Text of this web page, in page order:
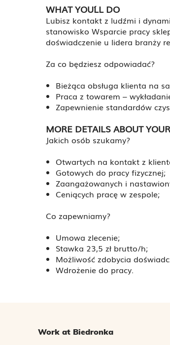
WHAT YOU´LL DO
Lubisz kontakt z ludźmi i
stanowisko Wsparcie pracy
doświadczenie u lidera branży
Za co będziesz odpowiadać?
Bieżąca obsługa klienta na
Praca z towarem –
Zapewnienie standardów
MORE DETAILS ABOUT
Jakich osób szukamy?
Otwartych na kontakt z
Gotowych do pracy fizycznej;
Zaangażowanych i
Ceniących pracę w zespole;
Co zapewniamy?
Umowa zlecenie;
Stawka 23,5 zł brutto/h;
Możliwość zdobycia
Wdrożenie do pracy.
Work at Biedronka